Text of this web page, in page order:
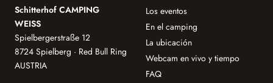
Schitterhof CAMPING
WEISS
Spielbergerstraße 12
8724 Spielberg · Red Bull Ring
AUSTRIA
Los eventos
En el camping
La ubicación
Webcam en vivo y tiempo
FAQ